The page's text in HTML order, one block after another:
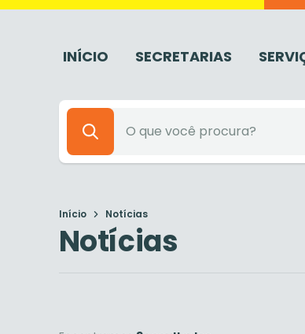
INÍCIO SECRETARIAS
Início Notícias
Notícias